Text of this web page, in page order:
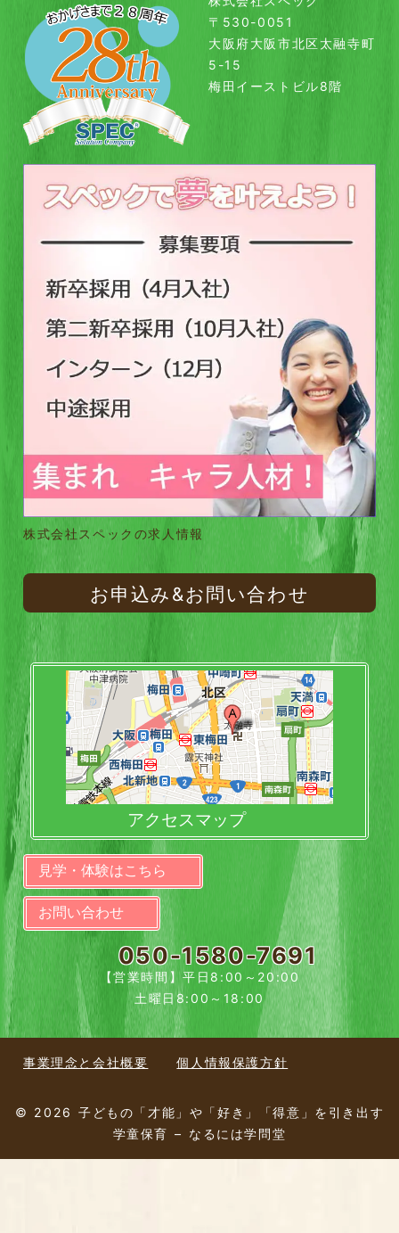
〒530-0051
大阪府大阪市北区太融寺町
5-15
梅田イーストビル8階
株式会社スペックの求人情報
お申込み&お問い合わせ
アクセスマップ
見学・体験はこちら
お問い合わせ
050-1580-7691
【営業時間】平日8:00～20:00
土曜日8:00～18:00
事業理念と会社概要 個人情報保護方針
© 2026 子どもの「才能」や「好き」「得意」を引き出す
学童保育 – なるには学問堂